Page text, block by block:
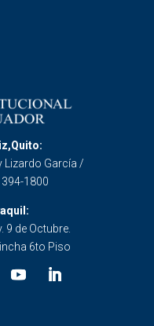
Lizardo García /
1800
9 de Octubre.
6to Piso